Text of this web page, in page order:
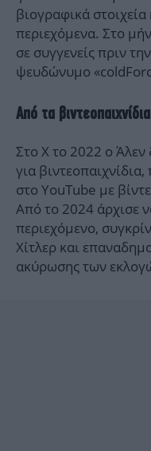
βιογραφικά
περιεχόμενα. Στο
σε συγγενείς πριν
ψευδώνυμο
Από τα
Στο X το 2022 ο Άλεν
για
στο YouTube με
Από το 2024 άρχισε
περιεχόμενο,
Χίτλερ και
ακύρωσης των